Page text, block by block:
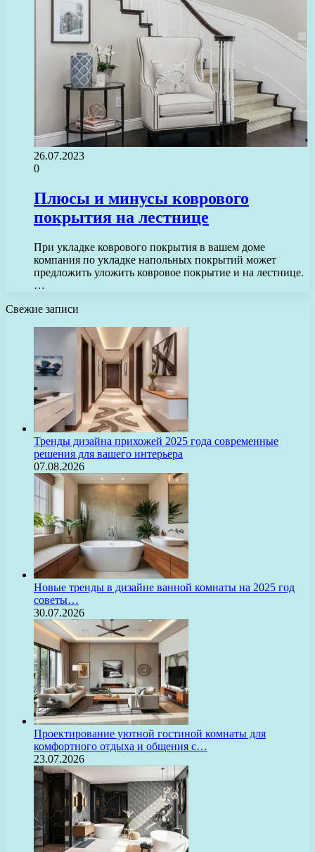
26.07.2023
0
Плюсы и минусы коврового
покрытия на лестнице
При укладке коврового покрытия в вашем доме
компания по укладке напольных покрытий может
предложить уложить ковровое покрытие и на лестнице.
…
Свежие записи
Тренды дизайна прихожей 2025 года современные
решения для вашего интерьера
07.08.2026
Новые тренды в дизайне ванной комнаты на 2025 год
советы…
30.07.2026
Проектирование уютной гостиной комнаты для
комфортного отдыха и общения с…
23.07.2026